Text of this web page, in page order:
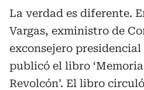
La verdad es diferente.
Vargas, exministro de
exconsejero
publicó el libro
Revolcón’. El libro